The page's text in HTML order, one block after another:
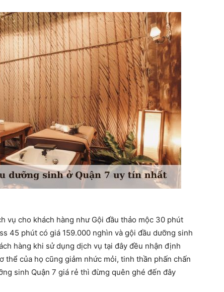
vụ cho khách hàng như Gội đầu thảo mộc 30 phút
45 phút có giá 159.000 nghìn và gội đầu dưỡng sinh
hàng khi sử dụng dịch vụ tại đây đều nhận định
của họ cũng giảm nhức mỏi, tinh thần phấn chấn
sinh Quận 7 giá rẻ thì đừng quên ghé đến đây